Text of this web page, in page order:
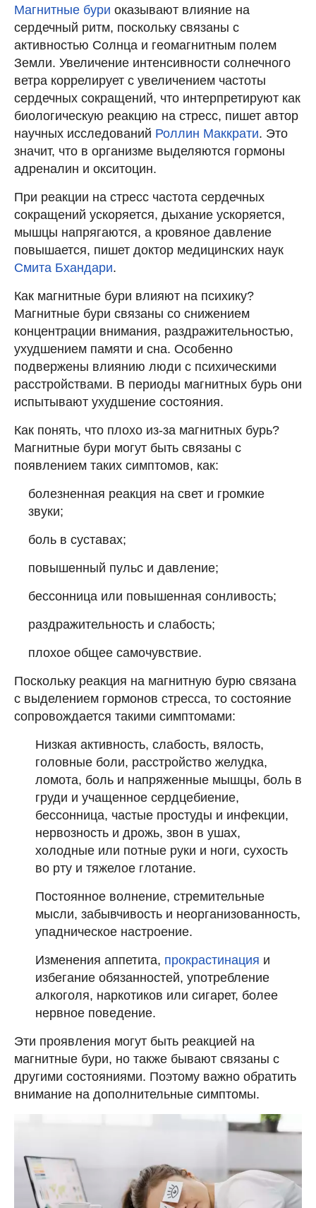
Магнитные бури оказывают влияние на
сердечный ритм, поскольку связаны с
активностью Солнца и геомагнитным полем
Земли. Увеличение интенсивности солнечного
ветра коррелирует с увеличением частоты
сердечных сокращений, что интерпретируют как
биологическую реакцию на стресс, пишет автор
научных исследований Роллин Маккрати. Это
значит, что в организме выделяются гормоны
адреналин и окситоцин.
При реакции на стресс частота сердечных
сокращений ускоряется, дыхание ускоряется,
мышцы напрягаются, а кровяное давление
повышается, пишет доктор медицинских наук
Смита Бхандари.
Как магнитные бури влияют на психику?
Магнитные бури связаны со снижением
концентрации внимания, раздражительностью,
ухудшением памяти и сна. Особенно
подвержены влиянию люди с психическими
расстройствами. В периоды магнитных бурь они
испытывают ухудшение состояния.
Как понять, что плохо из-за магнитных бурь?
Магнитные бури могут быть связаны с
появлением таких симптомов, как:
болезненная реакция на свет и громкие
звуки;
боль в суставах;
повышенный пульс и давление;
бессонница или повышенная сонливость;
раздражительность и слабость;
плохое общее самочувствие.
Поскольку реакция на магнитную бурю связана
с выделением гормонов стресса, то состояние
сопровождается такими симптомами:
Низкая активность, слабость, вялость,
головные боли, расстройство желудка,
ломота, боль и напряженные мышцы, боль в
груди и учащенное сердцебиение,
бессонница, частые простуды и инфекции,
нервозность и дрожь, звон в ушах,
холодные или потные руки и ноги, сухость
во рту и тяжелое глотание.
Постоянное волнение, стремительные
мысли, забывчивость и неорганизованность,
упадническое настроение.
Изменения аппетита, прокрастинация и
избегание обязанностей, употребление
алкоголя, наркотиков или сигарет, более
нервное поведение.
Эти проявления могут быть реакцией на
магнитные бури, но также бывают связаны с
другими состояниями. Поэтому важно обратить
внимание на дополнительные симптомы.